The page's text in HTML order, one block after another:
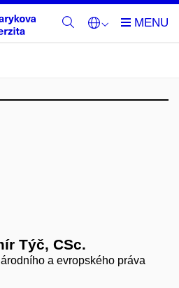
Týč, CSc.
a evropského práva